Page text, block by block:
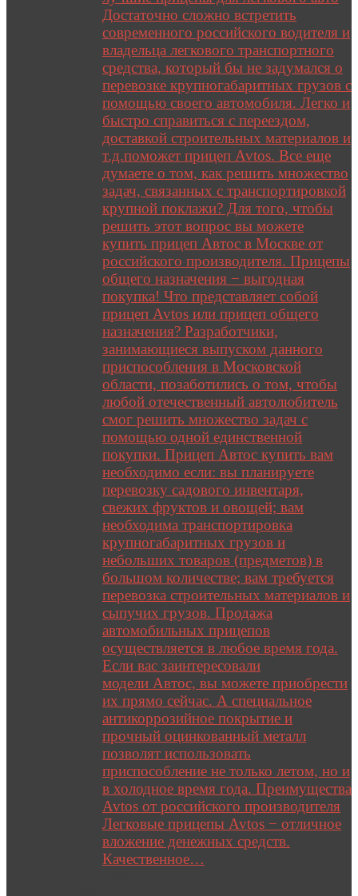
Достаточно сложно встретить
современного российского водителя и
владельца легкового транспортного
средства, который бы не задумался о
перевозке крупногабаритных грузов с
помощью своего автомобиля. Легко и
быстро справиться с переездом,
доставкой строительных материалов и
т.д.поможет прицеп Avtos. Все еще
думаете о том, как решить множество
задач, связанных с транспортировкой
крупной поклажи? Для того, чтобы
решить этот вопрос вы можете
купить прицеп Автос в Москве от
российского производителя. Прицепы
общего назначения − выгодная
покупка! Что представляет собой
прицеп Avtos или прицеп общего
назначения? Разработчики,
занимающиеся выпуском данного
приспособления в Московской
области, позаботились о том, чтобы
любой отечественный автолюбитель
смог решить множество задач с
помощью одной единственной
покупки. Прицеп Автос купить вам
необходимо если: вы планируете
перевозку садового инвентаря,
свежих фруктов и овощей; вам
необходима транспортировка
крупногабаритных грузов и
небольших товаров (предметов) в
большом количестве; вам требуется
перевозка строительных материалов и
сыпучих грузов. Продажа
автомобильных прицепов
осуществляется в любое время года.
Если вас заинтересовали
модели Автос, вы можете приобрести
их прямо сейчас. А специальное
антикоррозийное покрытие и
прочный оцинкованный металл
позволят использовать
приспособление не только летом, но и
в холодное время года. Преимущества
Avtos от российского производителя
Легковые прицепы Avtos − отличное
вложение денежных средств.
Качественное…